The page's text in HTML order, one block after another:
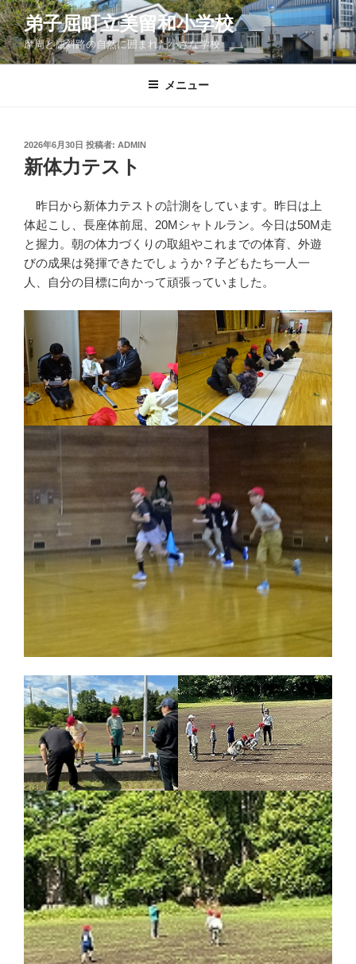
コ
ン
テ
ン
弟子屈町立美留和小学校
摩周と屈斜路の自然に囲まれた小さな学校
メニュー
投
稿
日:
2026年6月30日 投稿者: ADMIN
新体力テスト
昨日から新体力テストの計測をしています。昨日は上
体起こし、長座体前屈、20Mシャトルラン。今日は50M走
と握力。朝の体力づくりの取組やこれまでの体育、外遊
びの成果は発揮できたでしょうか？子どもたち一人一
人、自分の目標に向かって頑張っていました。